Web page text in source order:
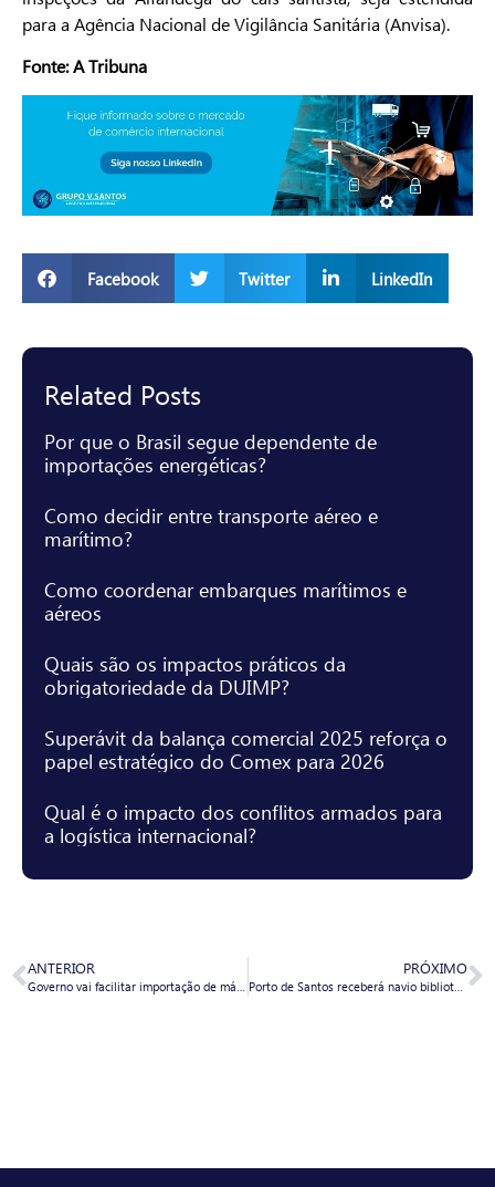
para a Agência Nacional de Vigilância Sanitária (Anvisa).
Fonte: A Tribuna
Facebook Twitter LinkedIn
Related Posts
Por que o Brasil segue dependente de
importações energéticas?
Como decidir entre transporte aéreo e
marítimo?
Como coordenar embarques marítimos e
aéreos
Quais são os impactos práticos da
obrigatoriedade da DUIMP?
Superávit da balança comercial 2025 reforça o
papel estratégico do Comex para 2026
Qual é o impacto dos conflitos armados para
a logística internacional?
ANTERIOR PRÓXIMO
Porto de Santos receberá navio biblioteca